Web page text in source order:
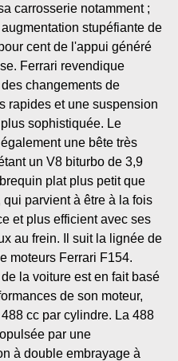
carrosserie notamment ;
stupéfiante de
cent de l'appui généré
Ferrari revendique
changements de
rapides et une suspension
sophistiquée. Le
une bête très
un V8 biturbo de 3,9
plat plus petit que
qui parvient à être à la fois
et plus efficient avec ses
au frein. Il suit la lignée de
moteurs Ferrari F154.
la voiture est en fait basé
de son moteur,
cc par cylindre. La 488
par une
à double embrayage à